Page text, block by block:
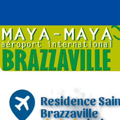
Residence
Brazzaville